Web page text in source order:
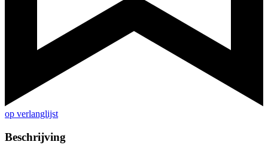
op verlanglijst
Beschrijving